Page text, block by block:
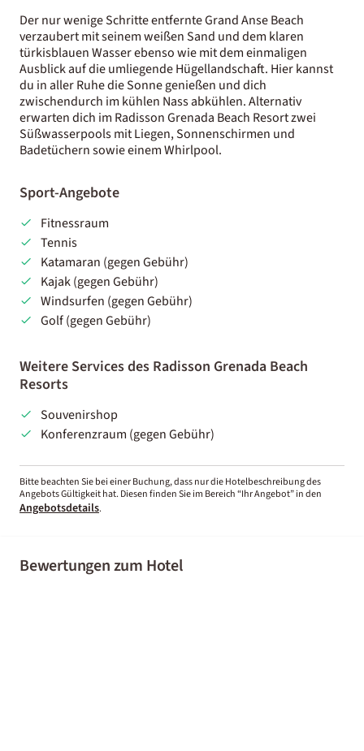
Der nur wenige Schritte entfernte Grand Anse Beach
verzaubert mit seinem weißen Sand und dem klaren
türkisblauen Wasser ebenso wie mit dem einmaligen
Ausblick auf die umliegende Hügellandschaft. Hier kannst
du in aller Ruhe die Sonne genießen und dich
zwischendurch im kühlen Nass abkühlen. Alternativ
erwarten dich im Radisson Grenada Beach Resort zwei
Süßwasserpools mit Liegen, Sonnenschirmen und
Badetüchern sowie einem Whirlpool.
Sport-Angebote
Fitnessraum
Tennis
Katamaran (gegen Gebühr)
Kajak (gegen Gebühr)
Windsurfen (gegen Gebühr)
Golf (gegen Gebühr)
Weitere Services des Radisson Grenada Beach
Resorts
Souvenirshop
Konferenzraum (gegen Gebühr)
Bitte beachten Sie bei einer Buchung, dass nur die Hotelbeschreibung des
Angebots Gültigkeit hat. Diesen finden Sie im Bereich “Ihr Angebot” in den
Angebotsdetails.
Bewertungen zum Hotel